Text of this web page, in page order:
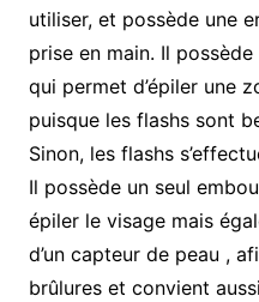
utiliser, et possède une
prise en main. Il
qui permet d’épiler une
puisque les flashs sont
Sinon, les flashs
Il possède un seul
épiler le visage mais
d’un capteur de peau ,
brûlures et convient